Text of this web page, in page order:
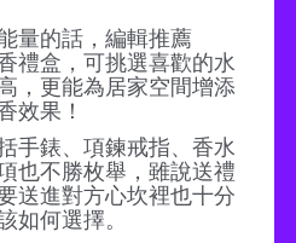
量的話，編輯推薦
禮盒，可挑選喜歡的水
，更能為居家空間增添
效果！
手錶、項鍊戒指、香水
也不勝枚舉，雖說送禮
送進對方心坎裡也十分
如何選擇。